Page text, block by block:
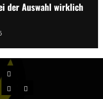
der Auswahl wirklich
Contact
AboutOfferings